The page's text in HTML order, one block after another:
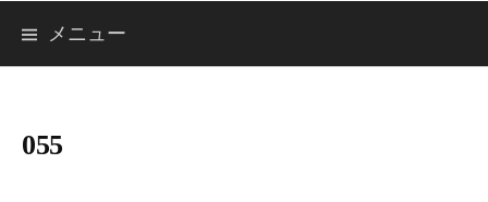
ス
メニュー
055